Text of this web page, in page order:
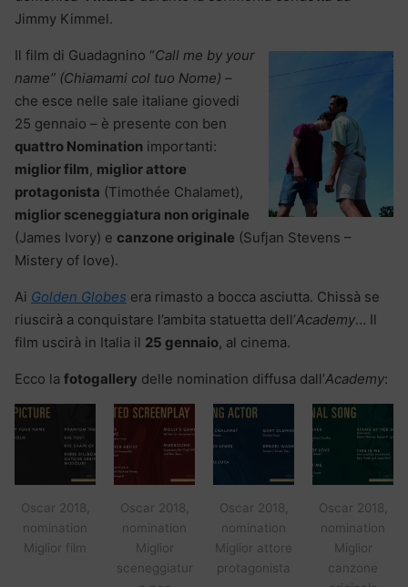
Jimmy Kimmel.
Il film di Guadagnino “Call me by your
name” (Chiamami col tuo Nome) –
che esce nelle sale italiane giovedi
25 gennaio – è presente con ben
quattro Nomination importanti:
miglior film, miglior attore
protagonista (Timothée Chalamet),
miglior sceneggiatura non originale
(James Ivory) e canzone originale (Sufjan Stevens –
Mistery of love).
Ai Golden Globes era rimasto a bocca asciutta. Chissà se
riuscirà a conquistare l’ambita statuetta dell’Academy… Il
film uscirà in Italia il 25 gennaio, al cinema.
Ecco la fotogallery delle nomination diffusa dall’Academy:
Oscar 2018,
nomination
Miglior film
Oscar 2018,
nomination
Miglior
sceneggiatur
Oscar 2018,
nomination
Miglior attore
protagonista
Oscar 2018,
nomination
Miglior
canzone